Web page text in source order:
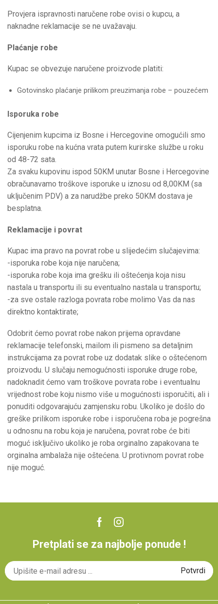
Provjera ispravnosti naručene robe ovisi o kupcu, a
naknadne reklamacije se ne uvažavaju.
Plaćanje robe
Kupac se obvezuje naručene proizvode platiti:
Gotovinsko plaćanje prilikom preuzimanja robe – pouzećem
Isporuka robe
Cijenjenim kupcima iz Bosne i Hercegovine omogućili smo
isporuku robe na kućna vrata putem kurirske službe u roku
od 48-72 sata.
Za svaku kupovinu ispod 50KM unutar Bosne i Hercegovine
obračunavamo troškove isporuke u iznosu od 8,00KM (sa
uključenim PDV) a za narudžbe preko 50KM dostava je
besplatna.
Reklamacije i povrat
Kupac ima pravo na povrat robe u slijedećim slučajevima:
-isporuka robe koja nije naručena;
-isporuka robe koja ima grešku ili oštećenja koja nisu
nastala u transportu ili su eventualno nastala u transportu;
-za sve ostale razloga povrata robe molimo Vas da nas
direktno kontaktirate;
Odobrit ćemo povrat robe nakon prijema opravdane
reklamacije telefonski, mailom ili pismeno sa detaljnim
instrukcijama za povrat robe uz dodatak slike o oštećenom
proizvodu. U slučaju nemogućnosti isporuke druge robe,
nadoknadit ćemo vam troškove povrata robe i eventualnu
vrijednost robe koju nismo više u mogućnosti isporučiti, ali i
ponuditi odgovarajuću zamjensku robu. Ukoliko je došlo do
greške prilikom isporuke robe i isporučena roba je pogrešna
u odnosnu na robu koja je naručena, povrat robe će biti
moguć isključivo ukoliko je roba orginalno zapakovana te
orginalna ambalaža nije oštećena. U protivnom povrat robe
nije moguć.
Pretplati se za najbolje ponude !